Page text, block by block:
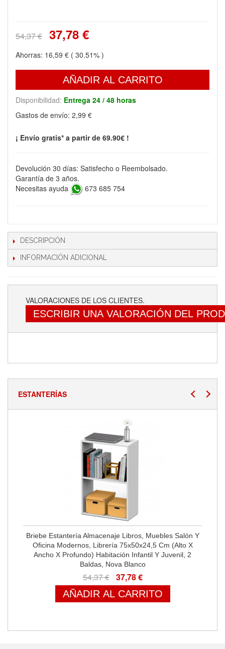
54,37 € 37,78 €
Ahorras: 16,59 € ( 30.51% )
AÑADIR AL CARRITO
Disponibilidad: Entrega 24 / 48 horas
Gastos de envío: 2,99 €
¡ Envío gratis* a partir de 69.90€ !
Devolución 30 días: Satisfecho o Reembolsado.
Garantía de 3 años.
Necesitas ayuda
673 685 754
DESCRIPCIÓN
INFORMACIÓN ADICIONAL
VALORACIONES DE LOS CLIENTES.
ESCRIBIR UNA VALORACIÓN DEL
ESTANTERÍAS
Briebe Estantería Almacenaje Libros, Muebles Salón Y
Oficina Modernos, Librería 75x50x24,5 Cm (Alto X
Ancho X Profundo) Habitación Infantil Y Juvenil, 2
Baldas, Nova Blanco
54,37 € 37,78 €
AÑADIR AL CARRITO